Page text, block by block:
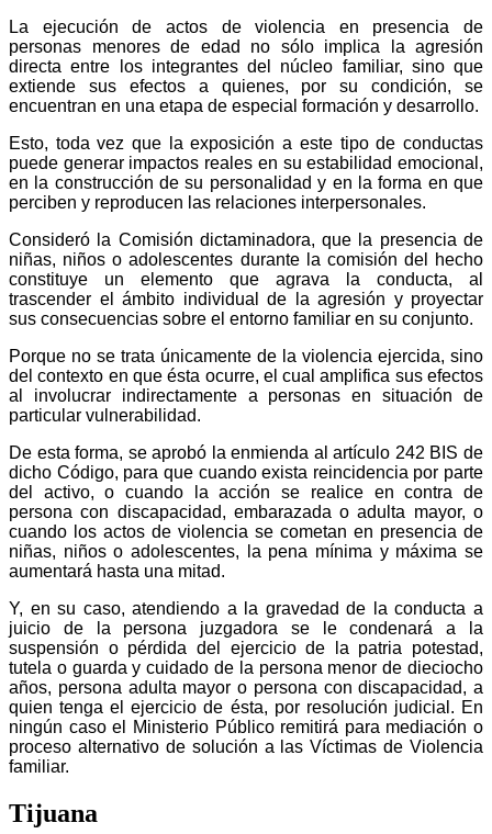
La ejecución de actos de violencia en presencia de
personas menores de edad no sólo implica la agresión
directa entre los integrantes del núcleo familiar, sino que
extiende sus efectos a quienes, por su condición, se
encuentran en una etapa de especial formación y desarrollo.
Esto, toda vez que la exposición a este tipo de conductas
puede generar impactos reales en su estabilidad emocional,
en la construcción de su personalidad y en la forma en que
perciben y reproducen las relaciones interpersonales.
Consideró la Comisión dictaminadora, que la presencia de
niñas, niños o adolescentes durante la comisión del hecho
constituye un elemento que agrava la conducta, al
trascender el ámbito individual de la agresión y proyectar
sus consecuencias sobre el entorno familiar en su conjunto.
Porque no se trata únicamente de la violencia ejercida, sino
del contexto en que ésta ocurre, el cual amplifica sus efectos
al involucrar indirectamente a personas en situación de
particular vulnerabilidad.
De esta forma, se aprobó la enmienda al artículo 242 BIS de
dicho Código, para que cuando exista reincidencia por parte
del activo, o cuando la acción se realice en contra de
persona con discapacidad, embarazada o adulta mayor, o
cuando los actos de violencia se cometan en presencia de
niñas, niños o adolescentes, la pena mínima y máxima se
aumentará hasta una mitad.
Y, en su caso, atendiendo a la gravedad de la conducta a
juicio de la persona juzgadora se le condenará a la
suspensión o pérdida del ejercicio de la patria potestad,
tutela o guarda y cuidado de la persona menor de dieciocho
años, persona adulta mayor o persona con discapacidad, a
quien tenga el ejercicio de ésta, por resolución judicial. En
ningún caso el Ministerio Público remitirá para mediación o
proceso alternativo de solución a las Víctimas de Violencia
familiar.
Tijuana